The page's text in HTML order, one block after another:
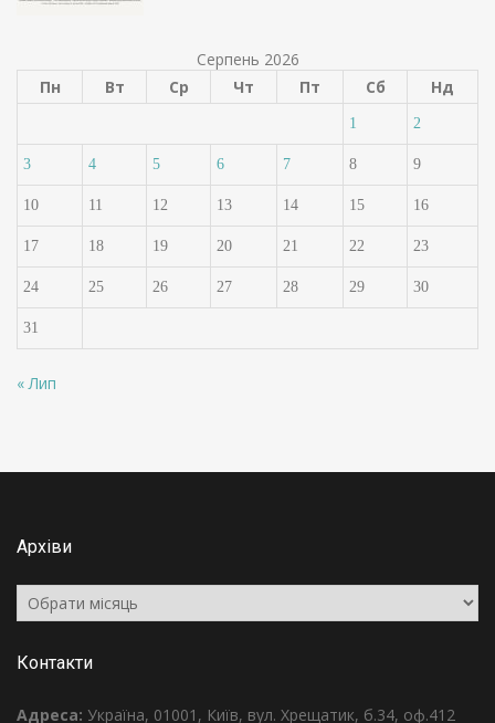
Серпень 2026
Пн
Вт Ср Чт Пт Сб Нд
1 2
3 4 5 6 7 8 9
10 11 12 13 14 15 16
17 18 19 20 21 22 23
24 25 26 27 28 29 30
31
« Лип
Архіви
Архіви
Контакти
Адреса: Україна, 01001, Київ, вул. Хрещатик, б.34, оф.412